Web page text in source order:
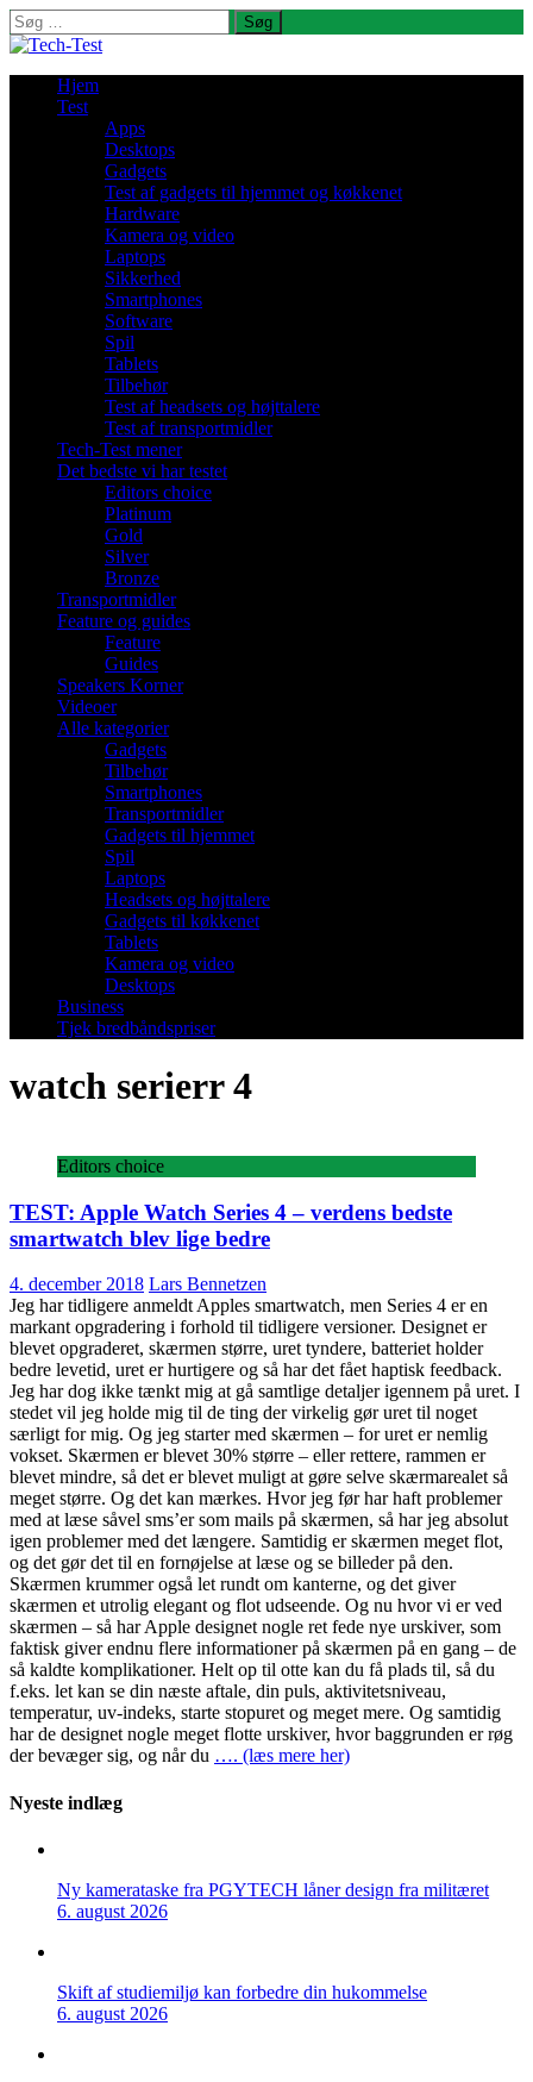
Søg
efter:
Hjem
Test
Apps
Desktops
Gadgets
Test af gadgets til hjemmet og køkkenet
Hardware
Kamera og video
Laptops
Sikkerhed
Smartphones
Software
Spil
Tablets
Tilbehør
Test af headsets og højttalere
Test af transportmidler
Tech-Test mener
Det bedste vi har testet
Editors choice
Platinum
Gold
Silver
Bronze
Transportmidler
Feature og guides
Feature
Guides
Speakers Korner
Videoer
Alle kategorier
Gadgets
Tilbehør
Smartphones
Transportmidler
Gadgets til hjemmet
Spil
Laptops
Headsets og højttalere
Gadgets til køkkenet
Tablets
Kamera og video
Desktops
Business
Tjek bredbåndspriser
watch serierr 4
Editors choice
TEST: Apple Watch Series 4 – verdens bedste
smartwatch blev lige bedre
4. december 2018 Lars Bennetzen
Jeg har tidligere anmeldt Apples smartwatch, men Series 4 er en
markant opgradering i forhold til tidligere versioner. Designet er
blevet opgraderet, skærmen større, uret tyndere, batteriet holder
bedre levetid, uret er hurtigere og så har det fået haptisk feedback.
Jeg har dog ikke tænkt mig at gå samtlige detaljer igennem på uret. I
stedet vil jeg holde mig til de ting der virkelig gør uret til noget
særligt for mig. Og jeg starter med skærmen – for uret er nemlig
vokset. Skærmen er blevet 30% større – eller rettere, rammen er
blevet mindre, så det er blevet muligt at gøre selve skærmarealet så
meget større. Og det kan mærkes. Hvor jeg før har haft problemer
med at læse såvel sms’er som mails på skærmen, så har jeg absolut
igen problemer med det længere. Samtidig er skærmen meget flot,
og det gør det til en fornøjelse at læse og se billeder på den.
Skærmen krummer også let rundt om kanterne, og det giver
skærmen et utrolig elegant og flot udseende. Og nu hvor vi er ved
skærmen – så har Apple designet nogle ret fede nye urskiver, som
faktisk giver endnu flere informationer på skærmen på en gang – de
så kaldte komplikationer. Helt op til otte kan du få plads til, så du
f.eks. let kan se din næste aftale, din puls, aktivitetsniveau,
temperatur, uv-indeks, starte stopuret og meget mere. Og samtidig
har de designet nogle meget flotte urskiver, hvor baggrunden er røg
der bevæger sig, og når du …. (læs mere her)
Nyeste indlæg
Ny kamerataske fra PGYTECH låner design fra militæret
6. august 2026
Skift af studiemiljø kan forbedre din hukommelse
6. august 2026